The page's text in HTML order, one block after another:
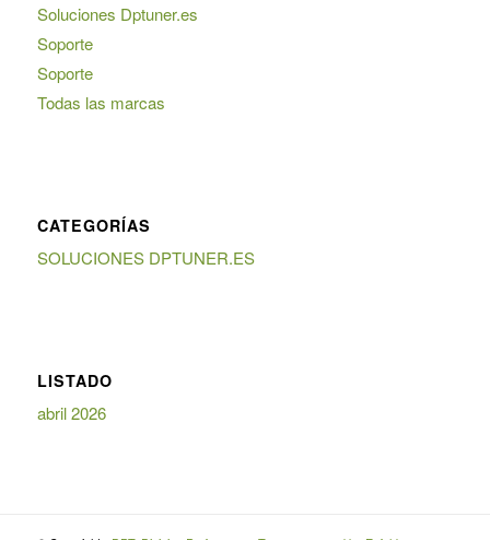
Soluciones Dptuner.es
Soporte
Soporte
Todas las marcas
CATEGORÍAS
SOLUCIONES DPTUNER.ES
LISTADO
abril 2026